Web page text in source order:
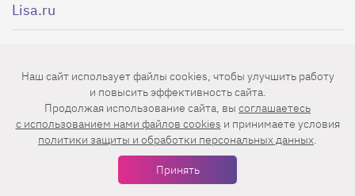
Lisa.ru
котором ты найдешь самые последние
новости из мира моды, секреты красоты
звезд, самые эффективные диеты, советы
по воспитанию детей, рецепты,
удивительные истории и трогательные
Наш сайт использует файлы cookies, чтобы улучшить работу
и повысить эффективность сайта.
Продолжая использование сайта, вы соглашаетесь
c использованием нами файлов cookies и принимаете условия
политики защиты и обработки персональных данных.
Принять